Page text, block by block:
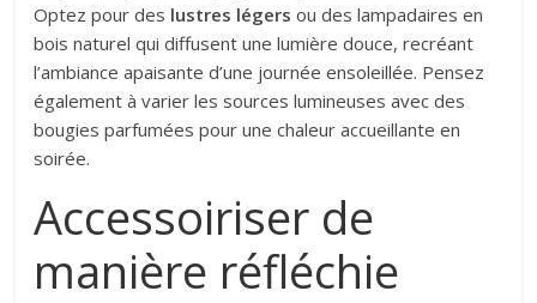
Optez pour des lustres légers ou des lampadaires en
bois naturel qui diffusent une lumière douce, recréant
l’ambiance apaisante d’une journée ensoleillée. Pensez
également à varier les sources lumineuses avec des
bougies parfumées pour une chaleur accueillante en
soirée.
Accessoiriser de
manière réfléchie